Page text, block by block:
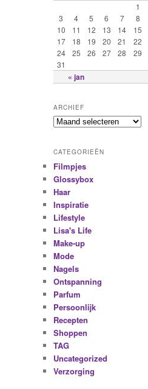
« jan
1
3
4 5 6 7 8
10
11 12 13 14 15
17
18 19 20 21 22
24
25 26 27 28 29
31
ARCHIEF
CATEGORIEËN
Filmpjes
Glossybox
Haar
Inspiratie
Lifestyle
Lisa's Life
Make-up
Mode
Nagels
Ontspanning
Parfum
Persoonlijk
Recepten
Shoppen
TAG
Uncategorized
Verzorging